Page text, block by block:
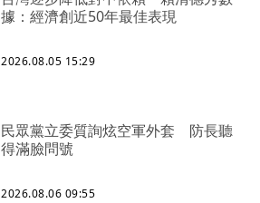
據：經濟創近50年最佳表現
2026.08.05 15:29
民眾黨立委質詢炫空軍外套 防長聽
得滿臉問號
2026.08.06 09:55